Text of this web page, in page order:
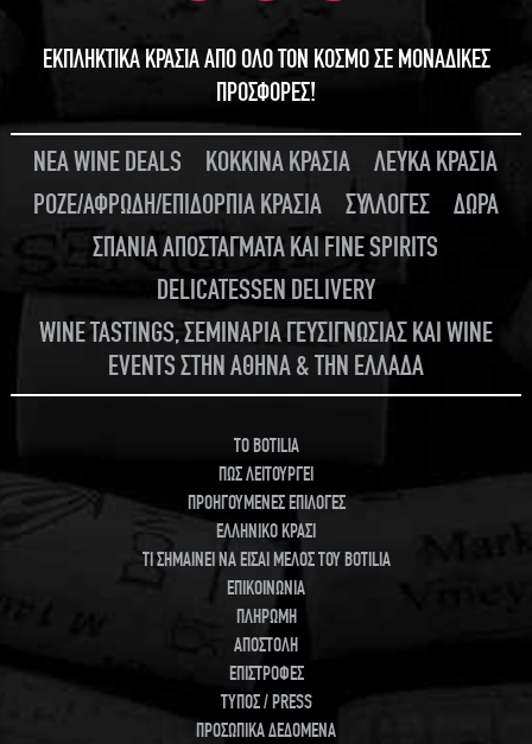
ΕΚΠΛΗΚΤΙΚΑ ΚΡΑΣΙΑ ΑΠΟ ΟΛΟ ΤΟΝ ΚΟΣΜΟ ΣΕ ΜΟΝΑΔΙΚΕΣ
ΠΡΟΣΦΟΡΕΣ!
ΝΕΑ WINE DEALS ΚΟΚΚΙΝΑ ΚΡΑΣΙΑ
ΛΕΥΚΑ ΚΡΑΣΙΑ
ΡΟΖΕ/ΑΦΡΩΔΗ/ΕΠΙΔΟΡΠΙΑ ΚΡΑΣΙΑ
ΣΥΛΛΟΓΕΣ
ΔΩΡΑ
ΣΠΑΝΙΑ ΑΠΟΣΤΑΓΜΑΤΑ ΚΑΙ FINE SPIRITS
DELICATESSEN DELIVERY
WINE TASTINGS, ΣΕΜΙΝΑΡΙΑ ΓΕΥΣΙΓΝΩΣΙΑΣ ΚΑΙ WINE
EVENTS ΣΤΗΝ ΑΘΗΝΑ & ΤΗΝ ΕΛΛΑΔΑ
TO BOTILIA
ΠΩΣ ΛΕΙΤΟΥΡΓΕΙ
ΠΡΟΗΓΟΥΜΕΝΕΣ ΕΠΙΛΟΓΕΣ
ΕΛΛΗΝΙΚΟ ΚΡΑΣΙ
ΤΙ ΣΗΜΑΙΝΕΙ ΝΑ ΕΙΣΑΙ ΜΕΛΟΣ ΤΟΥ BOTILIA
ΕΠΙΚΟΙΝΩΝΙΑ
ΠΛΗΡΩΜΗ
ΑΠΟΣΤΟΛΗ
ΕΠΙΣΤΡΟΦΕΣ
ΤΥΠΟΣ / PRESS
ΠΡΟΣΩΠΙΚΑ ΔΕΔΟΜΕΝΑ